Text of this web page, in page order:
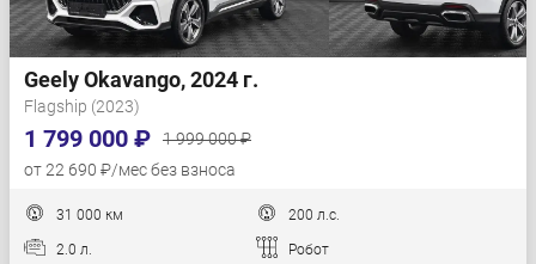
Geely Okavango, 2024 г.
Flagship (2023)
1 799 000 ₽
1 999 000 ₽
от 22 690 ₽/мес без взноса
31 000 км 200 л.с.
2.0 л. Робот